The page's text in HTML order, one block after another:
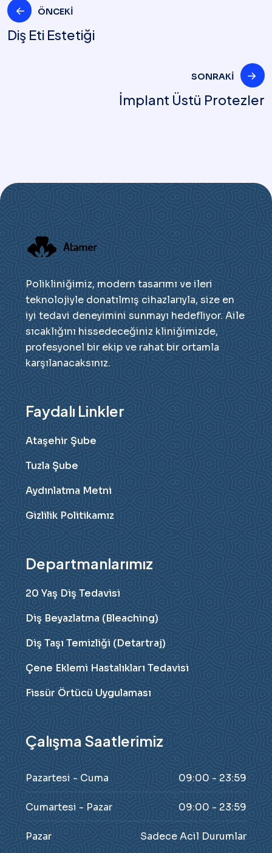
ÖNCEKI
Diş Eti Estetiği
SONRAKI
İmplant Üstü Protezler
Polikliniğimiz, modern tasarımı ve ileri
teknolojiyle donatılmış cihazlarıyla, size en
iyi tedavi deneyimini sunmayı hedefliyor. Aile
sıcaklığını hissedeceğiniz kliniğimizde,
profesyonel bir ekip ve rahat bir ortamla
karşılanacaksınız.
Faydalı Linkler
Ataşehir Şube
Tuzla Şube
Aydınlatma Metni
Gizlilik Politikamız
Departmanlarımız
20 Yaş Diş Tedavisi
Diş Beyazlatma (Bleaching)
Diş Taşı Temizliği (Detartraj)
Çene Eklemi Hastalıkları Tedavisi
Fissür Örtücü Uygulaması
Çalışma Saatlerimiz
Pazartesi - Cuma 09:00 - 23:59
Cumartesi - Pazar 09:00 - 23:59
Pazar Sadece Acil Durumlar